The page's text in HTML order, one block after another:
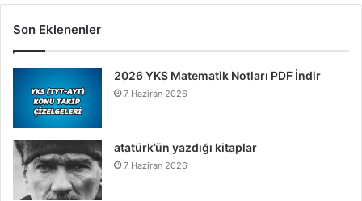
Son Eklenenler
2026 YKS Matematik Notları PDF İndir
7 Haziran 2026
atatürk’ün yazdığı kitaplar
7 Haziran 2026